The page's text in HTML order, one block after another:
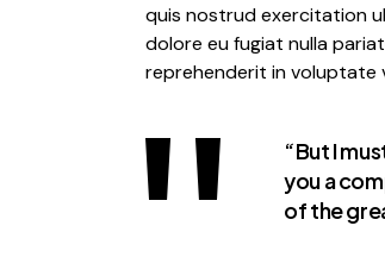
quis nostrud exercitation
dolore eu fugiat nulla
reprehenderit in voluptate
“But I
you a
of the